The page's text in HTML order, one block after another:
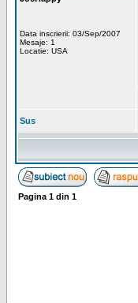
Data inscrierii: 03/Sep/2007
Mesaje: 1
Locatie: USA
Sus
Pagina 1 din 1